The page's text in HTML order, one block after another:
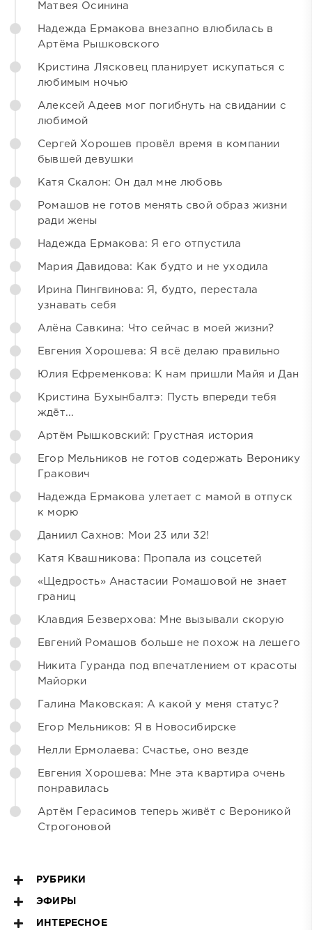
Матвея Осинина
Надежда Ермакова внезапно влюбилась в
Артёма Рышковского
Кристина Лясковец планирует искупаться с
любимым ночью
Алексей Адеев мог погибнуть на свидании с
любимой
Сергей Хорошев провёл время в компании
бывшей девушки
Катя Скалон: Он дал мне любовь
Ромашов не готов менять свой образ жизни
ради жены
Надежда Ермакова: Я его отпустила
Мария Давидова: Как будто и не уходила
Ирина Пингвинова: Я, будто, перестала
узнавать себя
Алёна Савкина: Что сейчас в моей жизни?
Евгения Хорошева: Я всё делаю правильно
Юлия Ефременкова: К нам пришли Майя и Дан
Кристина Бухынбалтэ: Пусть впереди тебя
ждёт...
Артём Рышковский: Грустная история
Егор Мельников не готов содержать Веронику
Гракович
Надежда Ермакова улетает с мамой в отпуск
к морю
Даниил Сахнов: Мои 23 или 32!
Катя Квашникова: Пропала из соцсетей
«Щедрость» Анастасии Ромашовой не знает
границ
Клавдия Безверхова: Мне вызывали скорую
Евгений Ромашов больше не похож на лешего
Никита Гуранда под впечатлением от красоты
Майорки
Галина Маковская: А какой у меня статус?
Егор Мельников: Я в Новосибирске
Нелли Ермолаева: Счастье, оно везде
Евгения Хорошева: Мне эта квартира очень
понравилась
Артём Герасимов теперь живёт с Вероникой
Строгоновой
РУБРИКИ
ЭФИРЫ
ИНТЕРЕСНОЕ